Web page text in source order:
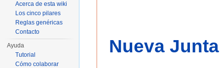
Nueva
Acerca de esta wiki
Los cinco pilares
Reglas genéricas
Contacto
Ayuda
Tutorial
Cómo colaborar